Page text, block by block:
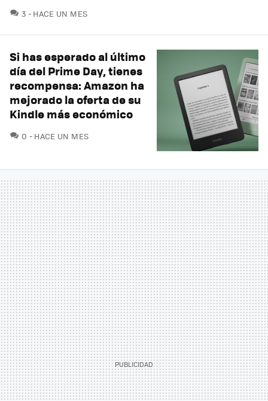
3 COMENTARIOS
HACE UN MES
Si has esperado al último
día del Prime Day, tienes
recompensa: Amazon ha
mejorado la oferta de su
Kindle más económico
0 COMENTARIOS
HACE UN MES